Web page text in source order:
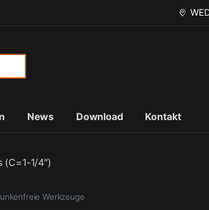
News Download Kontakt
(C=1-1/4″)
Werkzeuge